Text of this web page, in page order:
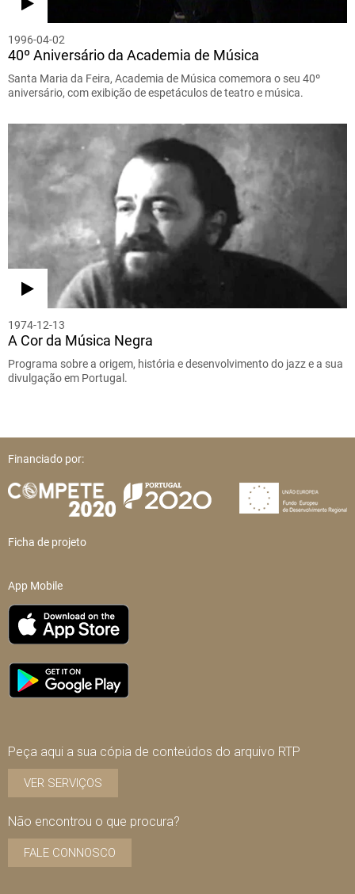
1996-04-02
40º Aniversário da Academia de Música
Santa Maria da Feira, Academia de Música comemora o seu 40º
aniversário, com exibição de espetáculos de teatro e música.
1974-12-13
A Cor da Música Negra
Programa sobre a origem, história e desenvolvimento do jazz e a sua
divulgação em Portugal.
Financiado por:
Ficha de projeto
App Mobile
Peça aqui a sua cópia de conteúdos do arquivo RTP
VER SERVIÇOS
Não encontrou o que procura?
FALE CONNOSCO